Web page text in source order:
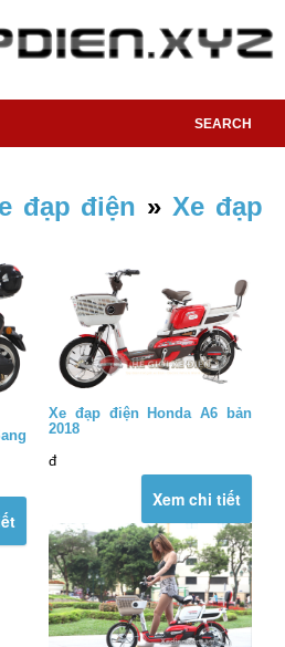
SEARCH
đạp điện » Xe đạp
Xe đạp điện Honda A6 bản
2018
đ
Xem chi tiết